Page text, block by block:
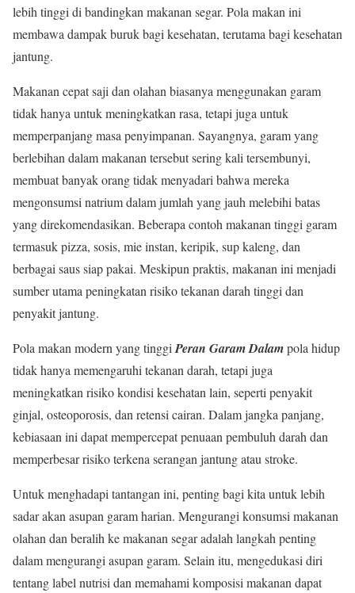
lebih tinggi di bandingkan makanan segar. Pola makan ini
membawa dampak buruk bagi kesehatan, terutama bagi kesehatan
jantung.
Makanan cepat saji dan olahan biasanya menggunakan garam
tidak hanya untuk meningkatkan rasa, tetapi juga untuk
memperpanjang masa penyimpanan. Sayangnya, garam yang
berlebihan dalam makanan tersebut sering kali tersembunyi,
membuat banyak orang tidak menyadari bahwa mereka
mengonsumsi natrium dalam jumlah yang jauh melebihi batas
yang direkomendasikan. Beberapa contoh makanan tinggi garam
termasuk pizza, sosis, mie instan, keripik, sup kaleng, dan
berbagai saus siap pakai. Meskipun praktis, makanan ini menjadi
sumber utama peningkatan risiko tekanan darah tinggi dan
penyakit jantung.
Pola makan modern yang tinggi Peran Garam Dalampola hidup
tidak hanya memengaruhi tekanan darah, tetapi juga
meningkatkan risiko kondisi kesehatan lain, seperti penyakit
ginjal, osteoporosis, dan retensi cairan. Dalam jangka panjang,
kebiasaan ini dapat mempercepat penuaan pembuluh darah dan
memperbesar risiko terkena serangan jantung atau stroke.
Untuk menghadapi tantangan ini, penting bagi kita untuk lebih
sadar akan asupan garam harian. Mengurangi konsumsi makanan
olahan dan beralih ke makanan segar adalah langkah penting
dalam mengurangi asupan garam. Selain itu, mengedukasi diri
tentang label nutrisi dan memahami komposisi makanan dapat